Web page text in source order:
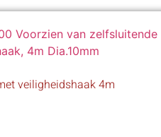
veiligheidshaak 4m